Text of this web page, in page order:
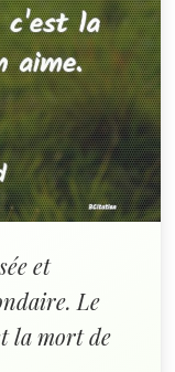
et
Le
la mort de